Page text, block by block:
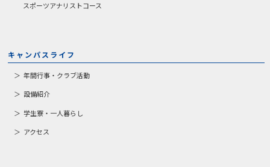
スポーツアナリストコース
キャンパスライフ
年間行事・クラブ活動
設備紹介
学生寮・一人暮らし
アクセス